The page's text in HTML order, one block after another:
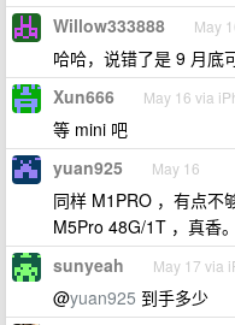
Willow333888 May
哈哈，说错了是 9 月底
Xun666 May 16 via
等 mini 吧
yuan925 May 16
同样 M1PRO ，有点不
M5Pro 48G/1T ，真香。
sunyeah May 17 via
@yuan925 到手多少